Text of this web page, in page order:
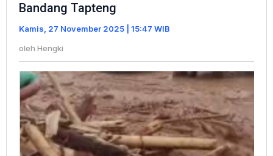
Selektif
Izin
Pengelolaan
Hutan
Usai
Banjir
Bandang
Bandang Tapteng
Kamis, 27 November 2025 | 15:47 WIB
oleh Hengki